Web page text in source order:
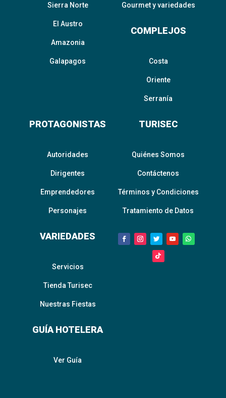
Sierra Norte
El Austro
Amazonia
Galapagos
Gourmet y variedades
COMPLEJOS
Costa
Oriente
Serranía
PROTAGONISTAS
Autoridades
Dirigentes
Emprendedores
Personajes
VARIEDADES
Servicios
Tienda Turisec
Nuestras Fiestas
GUÍA HOTELERA
Ver Guía
TURISEC
Quiénes Somos
Contáctenos
Términos y Condiciones
Tratamiento de Datos